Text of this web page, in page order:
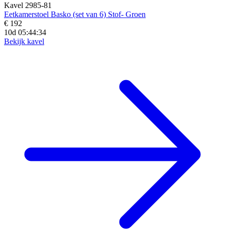
Kavel 2985-81
Eetkamerstoel Basko (set van 6) Stof- Groen
€ 192
10d 05:44:33
Bekijk kavel